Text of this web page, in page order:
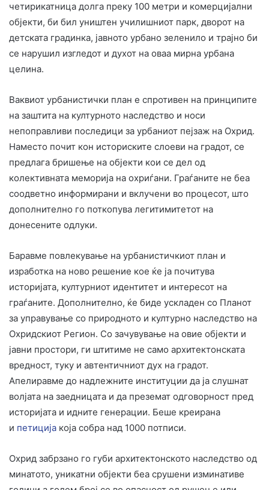
четирикатница долга преку 100 метри и комерцијални
објекти, би бил уништен училишниот парк, дворот на
детската градинка, јавното урбано зеленило и трајно би
се нарушил изгледот и духот на оваа мирна урбана
целина.
Ваквиот урбанистички план е спротивен на принципите
на заштита на културното наследство и носи
непоправливи последици за урбаниот пејзаж на Охрид.
Наместо почит кон историските слоеви на градот, се
предлага бришење на објекти кои се дел од
колективната меморија на охриѓани. Граѓаните не беа
соодветно информирани и вклучени во процесот, што
дополнително го поткопува легитимитетот на
донесените одлуки.
Баравме повлекување на урбанистичкиот план и
изработка на ново решение кое ќе ја почитува
историјата, културниот идентитет и интересот на
граѓаните. Дополнително, ќе биде ускладен со Планот
за управување со природното и културно наследство на
Охридскиот Регион. Со зачувување на овие објекти и
јавни простори, ги штитиме не само архитектонската
вредност, туку и автентичниот дух на градот.
Апелиравме до надлежните институции да ја слушнат
волјата на заедницата и да преземат одговорност пред
историјата и идните генерации. Беше креирана
и петиција која собра над 1000 потписи.
Охрид забрзано го губи архитектонското наследство од
минатото, уникатни објекти беа срушени изминативе